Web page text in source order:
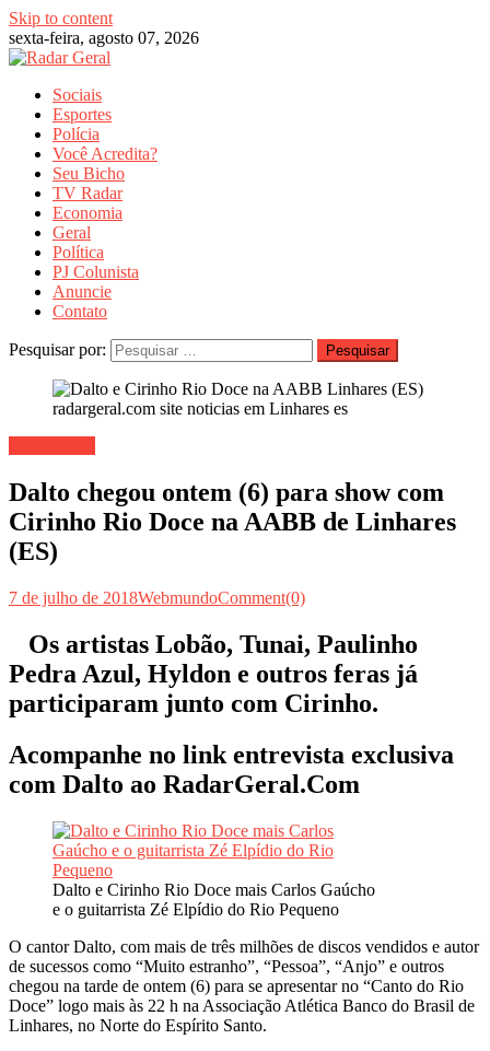
Skip to content
sexta-feira, agosto 07, 2026
Sociais
Esportes
Polícia
Você Acredita?
Seu Bicho
TV Radar
Economia
Geral
Política
PJ Colunista
Anuncie
Contato
Pesquisar por:
Dalto chegou ontem (6) para show com
Cirinho Rio Doce na AABB de Linhares
(ES)
7 de julho de 2018WebmundoComment(0)
Os artistas Lobão, Tunai, Paulinho
Pedra Azul, Hyldon e outros feras já
participaram junto com Cirinho.
Acompanhe no link entrevista exclusiva
com Dalto ao RadarGeral.Com
Dalto e Cirinho Rio Doce mais Carlos Gaúcho
e o guitarrista Zé Elpídio do Rio Pequeno
O cantor Dalto, com mais de três milhões de discos vendidos e autor
de sucessos como “Muito estranho”, “Pessoa”, “Anjo” e outros
chegou na tarde de ontem (6) para se apresentar no “Canto do Rio
Doce” logo mais às 22 h na Associação Atlética Banco do Brasil de
Linhares, no Norte do Espírito Santo.